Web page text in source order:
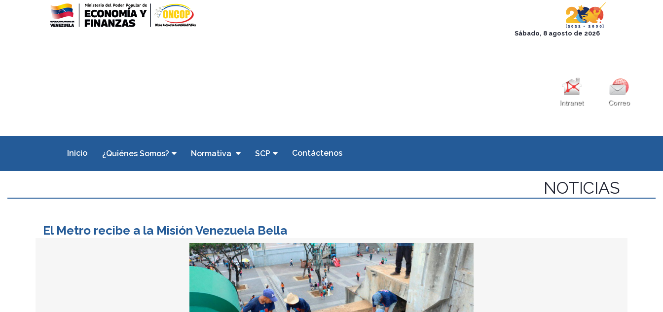
Correo
Intranet
Inicio ¿Quiénes Somos? Normativa SCP Contáctenos
NOTICIAS
El Metro recibe a la Misión Venezuela Bella